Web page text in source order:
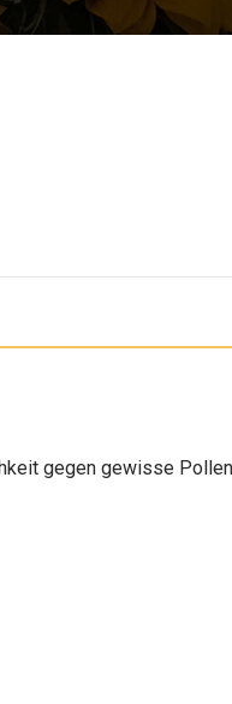
gegen gewisse